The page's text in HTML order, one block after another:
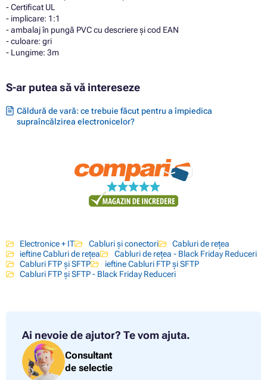
- Certificat UL
- implicare: 1:1
- ambalaj în pungă PVC cu descriere și cod EAN
- culoare: gri
- Lungime: 3m
S-ar putea să vă intereseze
Căldură de vară: ce trebuie făcut pentru a împiedica
supraîncălzirea electronicelor?
Electronice + IT Cabluri și conectori
Cabluri de rețea
ieftine Cabluri de rețea
Cabluri de rețea - Black Friday Reduceri
Cabluri FTP și SFTP
ieftine Cabluri FTP și SFTP
Cabluri FTP și SFTP - Black Friday Reduceri
Ai nevoie de ajutor? Te vom ajuta.
Consultant
de selectie